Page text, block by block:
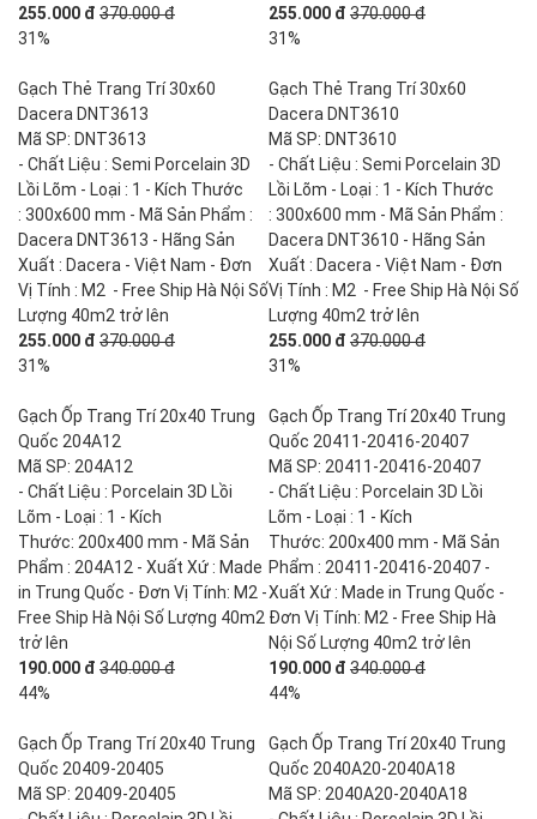
255.000 đ 370.000 đ
31%
255.000 đ 370.000 đ
31%
Gạch Thẻ Trang Trí 30x60
Dacera DNT3613
Mã SP: DNT3613
- Chất Liệu : Semi Porcelain 3D
Lồi Lõm - Loại : 1 - Kích Thước
: 300x600 mm - Mã Sản Phẩm :
Dacera DNT3613 - Hãng Sản
Xuất : Dacera - Việt Nam - Đơn
Vị Tính : M2 - Free Ship Hà Nội Số
Lượng 40m2 trở lên
255.000 đ 370.000 đ
31%
Gạch Thẻ Trang Trí 30x60
Dacera DNT3610
Mã SP: DNT3610
- Chất Liệu : Semi Porcelain 3D
Lồi Lõm - Loại : 1 - Kích Thước
: 300x600 mm - Mã Sản Phẩm :
Dacera DNT3610 - Hãng Sản
Xuất : Dacera - Việt Nam - Đơn
Vị Tính : M2 - Free Ship Hà Nội Số
Lượng 40m2 trở lên
255.000 đ 370.000 đ
31%
Gạch Ốp Trang Trí 20x40 Trung
Quốc 204A12
Mã SP: 204A12
- Chất Liệu : Porcelain 3D Lồi
Lõm - Loại : 1 - Kích
Thước: 200x400 mm - Mã Sản
Phẩm : 204A12 - Xuất Xứ : Made
in Trung Quốc - Đơn Vị Tính: M2 -
Free Ship Hà Nội Số Lượng 40m2
trở lên
190.000 đ 340.000 đ
44%
Gạch Ốp Trang Trí 20x40 Trung
Quốc 20411-20416-20407
Mã SP: 20411-20416-20407
- Chất Liệu : Porcelain 3D Lồi
Lõm - Loại : 1 - Kích
Thước: 200x400 mm - Mã Sản
Phẩm : 20411-20416-20407 -
Xuất Xứ : Made in Trung Quốc -
Đơn Vị Tính: M2 - Free Ship Hà
Nội Số Lượng 40m2 trở lên
190.000 đ 340.000 đ
44%
Gạch Ốp Trang Trí 20x40 Trung
Quốc 20409-20405
Mã SP: 20409-20405
Gạch Ốp Trang Trí 20x40 Trung
Quốc 2040A20-2040A18
Mã SP: 2040A20-2040A18